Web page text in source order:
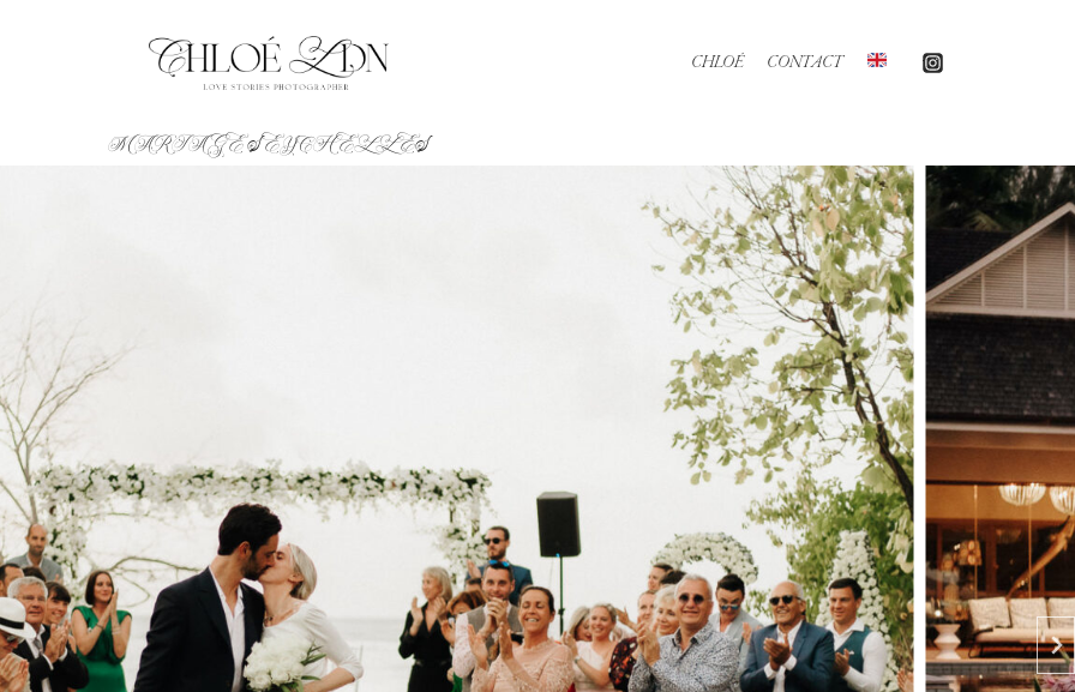
CHLOÉ CONTACT
MARIAGE SEYCHELLES